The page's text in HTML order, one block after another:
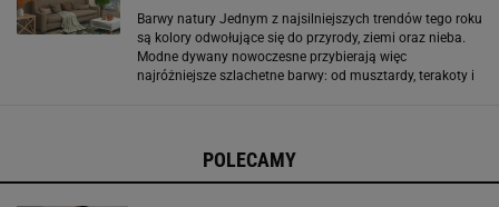
Barwy natury Jednym z najsilniejszych trendów tego roku
są kolory odwołujące się do przyrody, ziemi oraz nieba.
Modne dywany nowoczesne przybierają więc
najróżniejsze szlachetne barwy: od musztardy, terakoty i
POLECAMY